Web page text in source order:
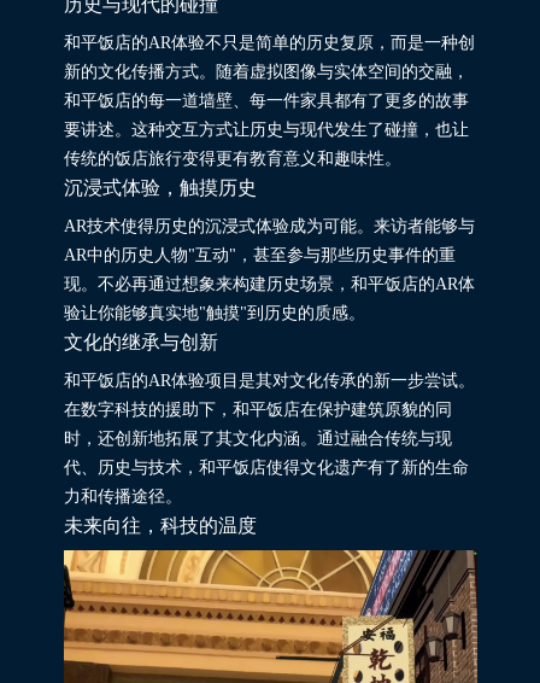
和平饭店的AR体验不只是简单的历史复原，而是一种创
新的文化传播方式。随着虚拟图像与实体空间的交融，
和平饭店的每一道墙壁、每一件家具都有了更多的故事
要讲述。这种交互方式让历史与现代发生了碰撞，也让
传统的饭店旅行变得更有教育意义和趣味性。
沉浸式体验，触摸历史
AR技术使得历史的沉浸式体验成为可能。来访者能够与
AR中的历史人物"互动"，甚至参与那些历史事件的重
现。不必再通过想象来构建历史场景，和平饭店的AR体
验让你能够真实地"触摸"到历史的质感。
文化的继承与创新
和平饭店的AR体验项目是其对文化传承的新一步尝试。
在数字科技的援助下，和平饭店在保护建筑原貌的同
时，还创新地拓展了其文化内涵。通过融合传统与现
代、历史与技术，和平饭店使得文化遗产有了新的生命
力和传播途径。
未来向往，科技的温度